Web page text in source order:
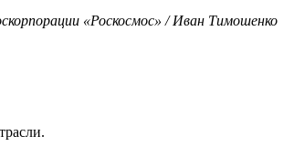
«Роскосмос» / Иван Тимошенко